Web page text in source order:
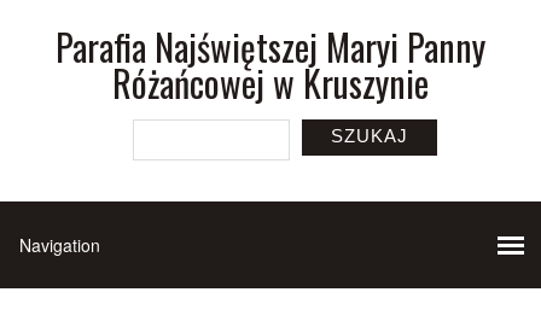
Parafia Najświętszej Maryi Panny
Różańcowej w Kruszynie
SZUKAJ